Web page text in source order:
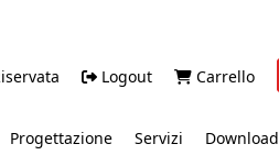
Logout Carrello
Progettazione Servizi Download